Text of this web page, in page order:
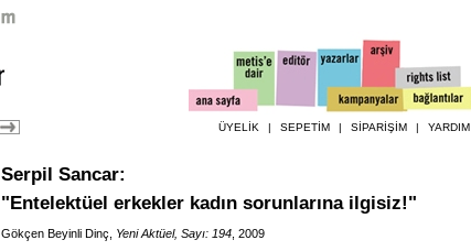
ÜYELİK | SEPETİM | SİPARİŞİM | YARDIM
Serpil Sancar:
"Entelektüel erkekler kadın sorunlarına ilgisiz!"
Gökçen Beyinli Dinç, Yeni Aktüel, Sayı: 194 , 2009